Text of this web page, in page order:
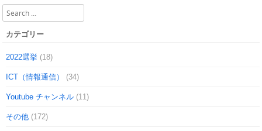
Search
カテゴリー
2022選挙 (18)
ICT（情報通信） (34)
Youtube チャンネル (11)
その他 (172)